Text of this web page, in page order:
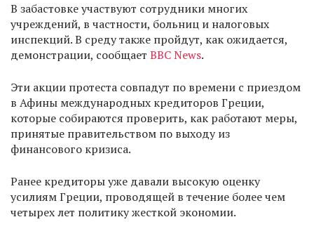
В забастовке участвуют сотрудники многих
учреждений, в частности, больниц и налоговых
инспекций. В среду также пройдут, как ожидается,
демонстрации, сообщает BBC News.
Эти акции протеста совпадут по времени с приездом
в Афины международных кредиторов Греции,
которые собираются проверить, как работают меры,
принятые правительством по выходу из
финансового кризиса.
Ранее кредиторы уже давали высокую оценку
усилиям Греции, проводящей в течение более чем
четырех лет политику жесткой экономии.